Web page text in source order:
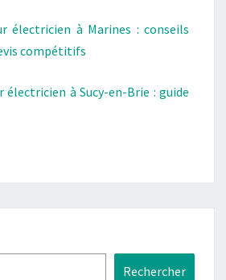
électricien à Marines : conseils
compétitifs
à Sucy-en-Brie : guide
Rechercher